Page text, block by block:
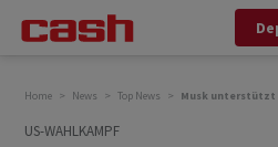
Home News Top News Musk unterstützt
US-WAHLKAMPF